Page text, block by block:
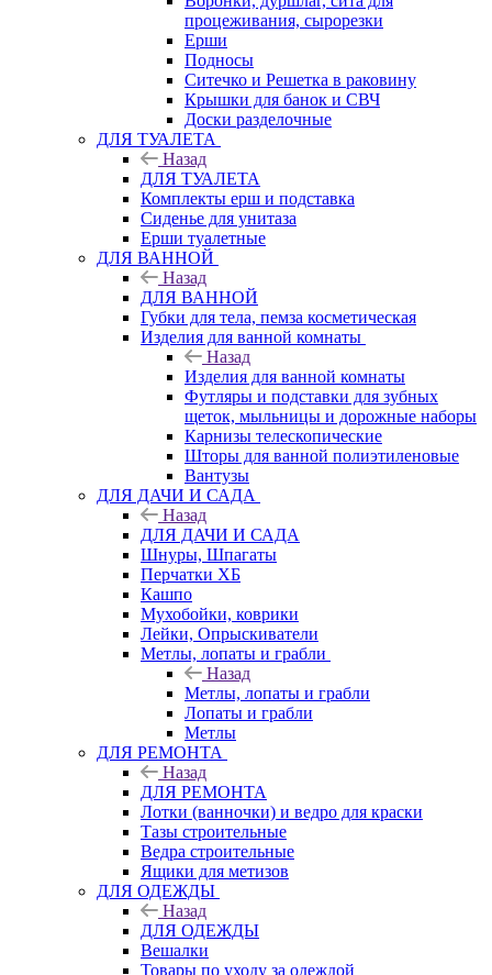
процеживания, сырорезки
Ерши
Подносы
Ситечко и Решетка в раковину
Крышки для банок и СВЧ
Доски разделочные
ДЛЯ ТУАЛЕТА
Назад
ДЛЯ ТУАЛЕТА
Комплекты ерш и подставка
Сиденье для унитаза
Ерши туалетные
ДЛЯ ВАННОЙ
Назад
ДЛЯ ВАННОЙ
Губки для тела, пемза косметическая
Изделия для ванной комнаты
Назад
Изделия для ванной комнаты
Футляры и подставки для зубных
щеток, мыльницы и дорожные наборы
Карнизы телескопические
Шторы для ванной полиэтиленовые
Вантузы
ДЛЯ ДАЧИ И САДА
Назад
ДЛЯ ДАЧИ И САДА
Шнуры, Шпагаты
Перчатки ХБ
Кашпо
Мухобойки, коврики
Лейки, Опрыскиватели
Метлы, лопаты и грабли
Назад
Метлы, лопаты и грабли
Лопаты и грабли
Метлы
ДЛЯ РЕМОНТА
Назад
ДЛЯ РЕМОНТА
Лотки (ванночки) и ведро для краски
Тазы строительные
Ведра строительные
Ящики для метизов
ДЛЯ ОДЕЖДЫ
Назад
ДЛЯ ОДЕЖДЫ
Вешалки
Товары по уходу за одеждой